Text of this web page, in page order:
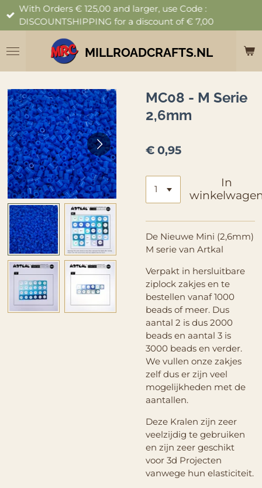
Ga
direct
de
hoofdinhoud
MILLROADCRAFTS.NL
With Orders € 125,00 and larger, use Code :
DISCOUNTSHIPPING for a discount of € 7,00
MC08 - M Serie
2,6mm
€ 0,95
In
De Nieuwe Mini (2,6mm)
M serie van Artkal
Verpakt in hersluitbare
ziplock zakjes en te
bestellen vanaf 1000
beads of meer. Dus
aantal 2 is dus 2000
beads en aantal 3 is
3000 beads en verder.
We vullen onze zakjes
zelf dus er zijn veel
mogelijkheden met de
aantallen.
Deze Kralen zijn zeer
veelzijdig te gebruiken
en zijn zeer geschikt
voor 3d Projecten
vanwege hun elasticiteit.